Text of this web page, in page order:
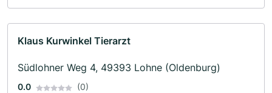
Klaus Kurwinkel Tierarzt
Südlohner Weg 4, 49393 Lohne (Oldenburg)
0.0 (0)